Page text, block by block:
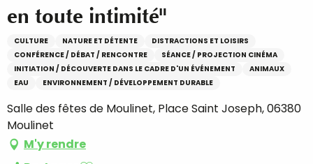
en toute intimité"
CULTURE NATURE ET DÉTENTE
DISTRACTIONS ET LOISIRS
CONFÉRENCE / DÉBAT / RENCONTRE
SÉANCE / PROJECTION CINÉMA
INITIATION / DÉCOUVERTE DANS LE CADRE D'UN ÉVÉNEMENT
ANIMAUX
EAU
ENVIRONNEMENT / DÉVELOPPEMENT DURABLE
Salle des fêtes de Moulinet, Place Saint Joseph, 06380
Moulinet
M'y rendre